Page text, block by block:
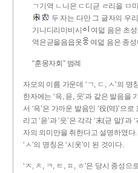
ㄱ기역 ㄴ니은 ㄷ디귿 ㄹ리을 ㅁ
두 자는 다만 그 글자의 우
기니디리미비시
여덟 음은 초
역은귿을음읍옷
여덟 음은 종
“훈몽자회” 범례
자모의 이름 가운데 ‘ㄱ, ㄷ, ㅅ’의
한자에는 ‘윽, 읃, 읏’과 같은 발음을
서 ‘윽’은 가까운 발음인 ‘役(역)’으로
리고 ‘읃’과 ‘읏’은 각각 ‘末(귿 말)’
자의 의미만을 취한다고 설명하였다.
‘ㅅ’의 명칭은 ‘시옷’이 된 것이다.
‘ㅈ, ㅊ, ㅋ, ㅌ, ㅍ, ㅎ’은 당시 종성